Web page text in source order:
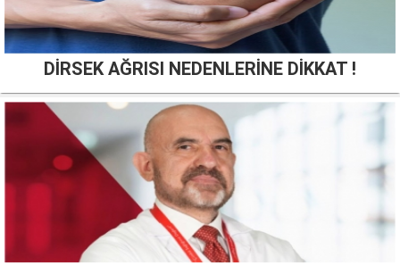
DİRSEK AĞRISI NEDENLERİNE DİKKAT !